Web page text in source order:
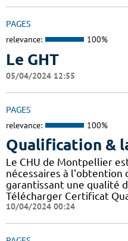
PAGES
relevance: 100%
Le GHT
05/04/2024 12:55
PAGES
relevance: 100%
Qualification &
Le CHU de Montpellier
nécessaires à l'obtention
garantissant une qualité
Télécharger Certificat
10/04/2024 00:24